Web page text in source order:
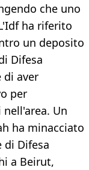
che uno
ha riferito
un deposito
Difesa
di aver
per
Un
ha minacciato
di Difesa
a Beirut,